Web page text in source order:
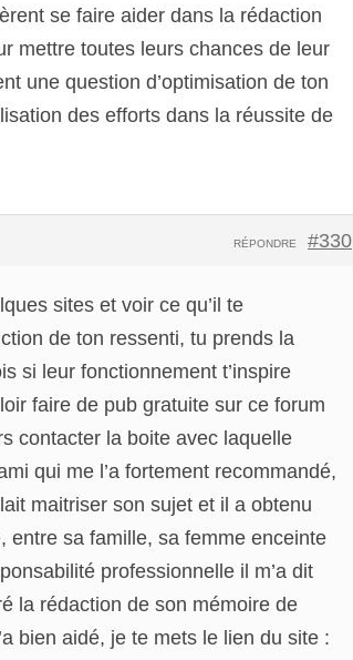
se faire aider dans la rédaction
mettre toutes leurs chances de leur
une question d’optimisation de ton
des efforts dans la réussite de
#330
RÉPONDRE
sites et voir ce qu’il te
de ton ressenti, tu prends la
si leur fonctionnement t’inspire
faire de pub gratuite sur ce forum
contacter la boite avec laquelle
qui me l’a fortement recommandé,
maitriser son sujet et il a obtenu
entre sa famille, sa femme enceinte
professionnelle il m’a dit
la rédaction de son mémoire de
bien aidé, je te mets le lien du site :